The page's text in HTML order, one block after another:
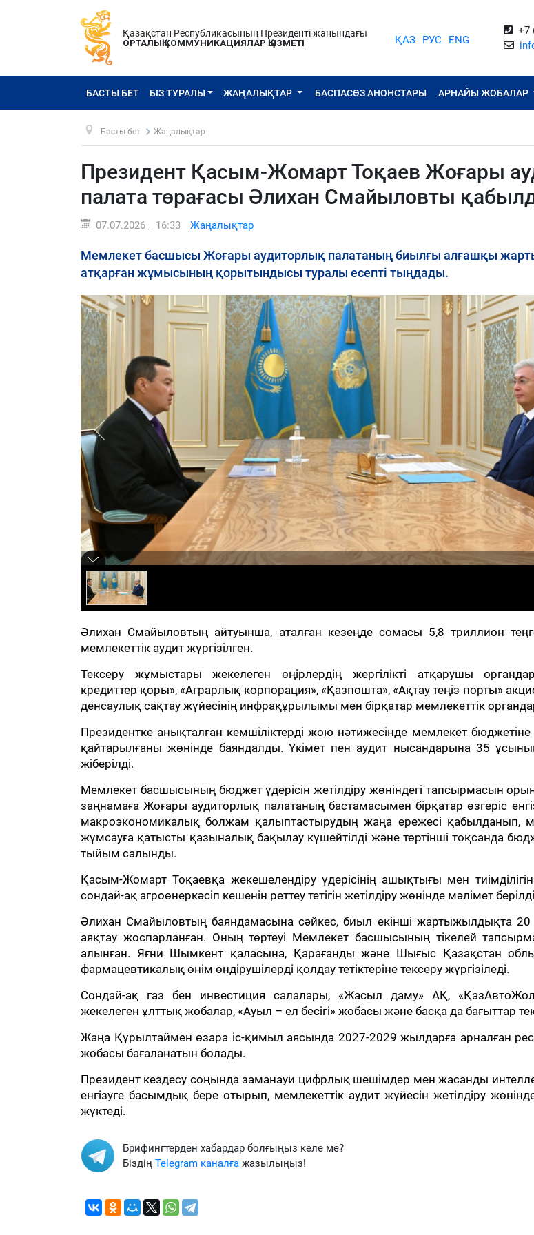
Қазақстан Республикасының Президенті жанындағы
ОРТАЛЫҚ КОММУНИКАЦИЯЛАР ҚЫЗМЕТІ
ҚАЗ РУС ENG
+7
БАСТЫ БЕТ БІЗ ТУРАЛЫ ЖАҢАЛЫҚТАР БАСПАСӨЗ АНОНСТАРЫ АРНАЙЫ ЖОБАЛАР
Басты бет Жаңалықтар
Президент Қасым-Жомарт Тоқаев Жоғары
палата төрағасы Әлихан Смайыловты
07.07.2026 _ 16:33 Жаңалықтар
Мемлекет басшысы Жоғары аудиторлық палатаның биылғы алғашқы
атқарған жұмысының қорытындысы туралы есепті тыңдады.
Әлихан Смайыловтың айтуынша, аталған кезеңде сомасы 5,8 триллион
мемлекеттік аудит жүргізілген.
Тексеру жұмыстары жекелеген өңірлердің жергілікті атқарушы
кредиттер қоры», «Аграрлық корпорация», «Қазпошта», «Ақтау теңіз порты»
денсаулық сақтау жүйесінің инфрақұрылымы мен бірқатар мемлекеттік
Президентке анықталған кемшіліктерді жою нәтижесінде мемлекет
қайтарылғаны жөнінде баяндалды. Үкімет пен аудит нысандарына 35
жіберілді.
Мемлекет басшысының бюджет үдерісін жетілдіру жөніндегі тапсырмасын
заңнамаға Жоғары аудиторлық палатаның бастамасымен бірқатар өзгеріс
макроэкономикалық болжам қалыптастырудың жаңа ережесі қабылданып,
жұмсауға қатысты қазыналық бақылау күшейтілді және төртінші тоқсанда
тыйым салынды.
Қасым-Жомарт Тоқаевқа жекешелендіру үдерісінің ашықтығы мен
сондай-ақ агроөнеркәсіп кешенін реттеу тетігін жетілдіру жөнінде мәлімет
Әлихан Смайыловтың баяндамасына сәйкес, биыл екінші жартыжылдықта 20
аяқтау жоспарланған. Оның төртеуі Мемлекет басшысының тікелей
алынған. Яғни Шымкент қаласына, Қарағанды және Шығыс Қазақстан
фармацевтикалық өнім өндірушілерді қолдау тетіктеріне тексеру жүргізіледі.
Сондай-ақ газ бен инвестиция салалары, «Жасыл даму» АҚ,
жекелеген ұлттық жобалар, «Ауыл – ел бесігі» жобасы және басқа да бағыттар
Жаңа Құрылтаймен өзара іс-қимыл аясында 2027-2029 жылдарға арналған
жобасы бағаланатын болады.
Президент кездесу соңында заманауи цифрлық шешімдер мен жасанды
енгізуге басымдық бере отырып, мемлекеттік аудит жүйесін жетілдіру
жүктеді.
Брифингтерден хабардар болғыңыз келе ме?
Біздің Telegram каналға жазылыңыз!